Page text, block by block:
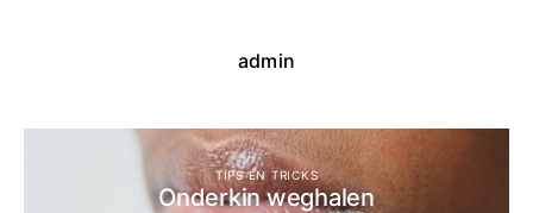
admin
TIPS EN TRICKS
Onderkin weghalen